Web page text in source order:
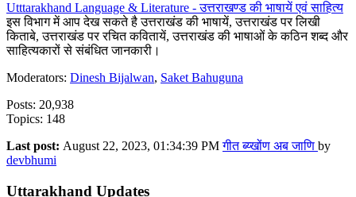
Utttarakhand Language & Literature - उत्तराखण्ड की भाषायें एवं साहित्य
इस विभाग में आप देख सकते है उत्तराखंड की भाषायें, उत्तराखंड पर लिखी
किताबे, उत्तराखंड पर रचित कवितायें, उत्तराखंड की भाषाओं के कठिन शब्द और
साहित्यकारों से संबंधित जानकारी।
Moderators: Dinesh Bijalwan, Saket Bahuguna
Posts: 20,938
Topics: 148
Last post: August 22, 2023, 01:34:39 PMगीत ब्य्खोंण अब जाणि by
devbhumi
Uttarakhand Updates